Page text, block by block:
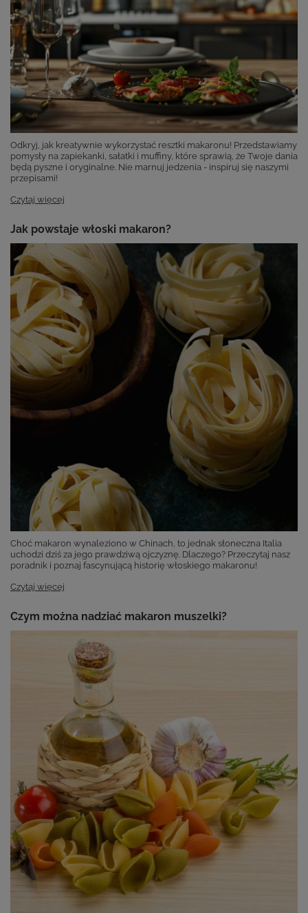
Odkryj, jak kreatywnie wykorzystać resztki makaronu! Przedstawiamy
pomysły na zapiekanki, sałatki i muffiny, które sprawią, że Twoje dania
będą pyszne i oryginalne. Nie marnuj jedzenia - inspiruj się naszymi
przepisami!
Czytaj więcej
Jak powstaje włoski makaron?
Choć makaron wynaleziono w Chinach, to jednak słoneczna Italia
uchodzi dziś za jego prawdziwą ojczyznę. Dlaczego? Przeczytaj nasz
poradnik i poznaj fascynującą historię włoskiego makaronu!
Czytaj więcej
Czym można nadziać makaron muszelki?